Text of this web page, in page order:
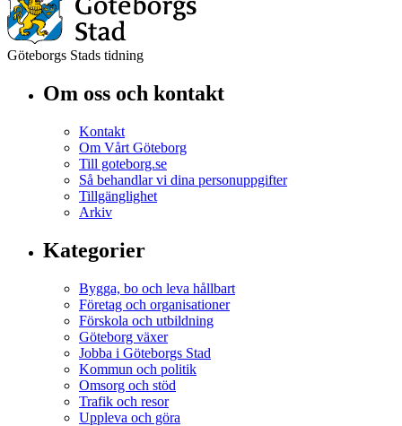
Göteborgs Stads tidning
Om oss och kontakt
Kontakt
Om Vårt Göteborg
Till goteborg.se
Så behandlar vi dina personuppgifter
Tillgänglighet
Arkiv
Kategorier
Bygga, bo och leva hållbart
Företag och organisationer
Förskola och utbildning
Göteborg växer
Jobba i Göteborgs Stad
Kommun och politik
Omsorg och stöd
Trafik och resor
Uppleva och göra